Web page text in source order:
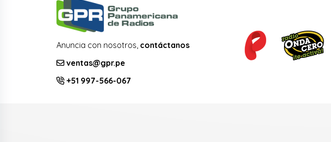
Anuncia con nosotros, contáctanos
ventas@gpr.pe
+51 997-566-067